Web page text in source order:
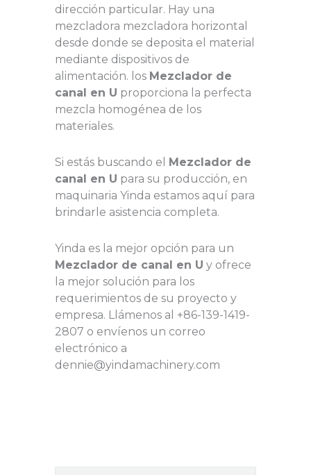
dirección particular. Hay una
mezcladora mezcladora horizontal
desde donde se deposita el material
mediante dispositivos de
alimentación. los Mezclador de
canal en U proporciona la perfecta
mezcla homogénea de los
materiales.
Si estás buscando el Mezclador de
canal en U para su producción, en
maquinaria Yinda estamos aquí para
brindarle asistencia completa.
Yinda es la mejor opción para un
Mezclador de canal en U y ofrece
la mejor solución para los
requerimientos de su proyecto y
empresa. Llámenos al +86-139-1419-
2807 o envíenos un correo
electrónico a
dennie@yindamachinery.com